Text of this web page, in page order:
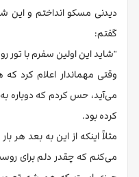
دیدنی مسکو انداختم و این
گفتم:
"شاید این اولین سفرم با تور
وقتی مهماندار اعلام کرد که
می‌آید، حس کردم که دوباره
کرده بود.
مثلاً اینکه از این به بعد هر
می‌کنم که چقدر دلم برای